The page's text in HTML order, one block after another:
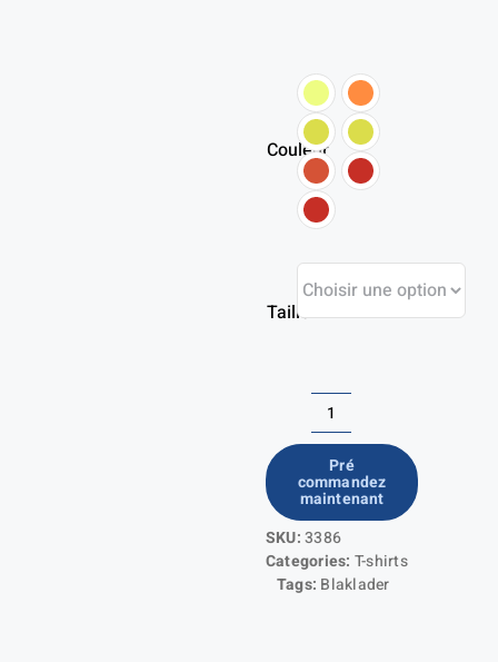
Couleur
Taille
quantité
de
T-
shirt
anti-
UV
Pré
commandez
maintenant
SKU:3386
Categories: T-shirts
Tags: Blaklader